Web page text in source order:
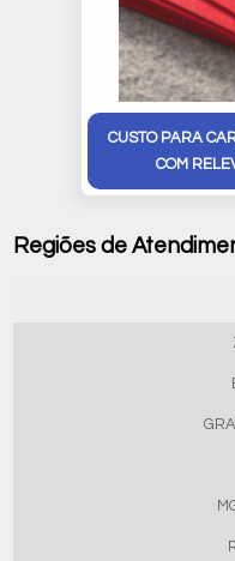
CUSTO PARA
COM
Regiões de